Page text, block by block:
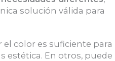
solución válida para
color es suficiente para
estética. En otros, puede